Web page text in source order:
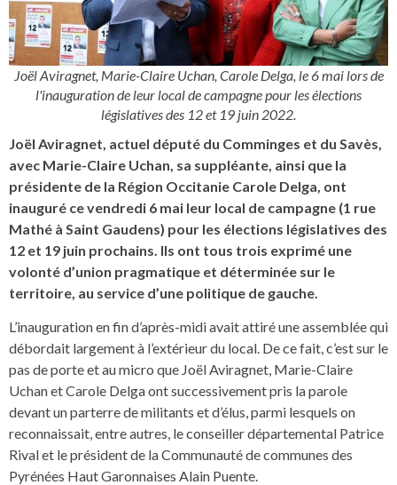
Joël Aviragnet, Marie-Claire Uchan, Carole Delga, le 6 mai lors de
l'inauguration de leur local de campagne pour les élections
législatives des 12 et 19 juin 2022.
Joël Aviragnet, actuel député du Comminges et du Savès,
avec Marie-Claire Uchan, sa suppléante, ainsi que la
présidente de la Région Occitanie Carole Delga, ont
inauguré ce vendredi 6 mai leur local de campagne (1 rue
Mathé à Saint Gaudens) pour les élections législatives des
12 et 19 juin prochains. Ils ont tous trois exprimé une
volonté d’union pragmatique et déterminée sur le
territoire, au service d’une politique de gauche.
L’inauguration en fin d’après-midi avait attiré une assemblée qui
débordait largement à l’extérieur du local. De ce fait, c’est sur le
pas de porte et au micro que Joël Aviragnet, Marie-Claire
Uchan et Carole Delga ont successivement pris la parole
devant un parterre de militants et d’élus, parmi lesquels on
reconnaissait, entre autres, le conseiller départemental Patrice
Rival et le président de la Communauté de communes des
Pyrénées Haut Garonnaises Alain Puente.